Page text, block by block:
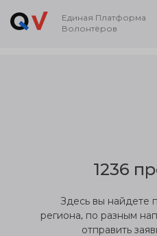
Единая Платформа
Волонтёров
1236
Здесь вы найдете
региона, по разным
отправить